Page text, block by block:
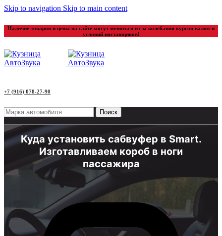
Skip to navigation Skip to main content
Наличие товаров и цены на сайте могут меняться из-за колебания курсов валют и
условий поставщиков!
+7 (916) 078-27-90
Поиск
Куда установить сабвуфер в Smart.
Изготавливаем короб в ноги
пассажира